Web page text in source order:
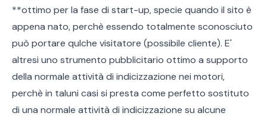
**ottimo per la fase di start-up, specie quando il sito è
appena nato, perchè essendo totalmente sconosciuto
può portare qulche visitatore (possibile cliente). E'
altresi uno strumento pubblicitario ottimo a supporto
della normale attività di indicizzazione nei motori,
perchè in taluni casi si presta come perfetto sostituto
di una normale attività di indicizzazione su alcune